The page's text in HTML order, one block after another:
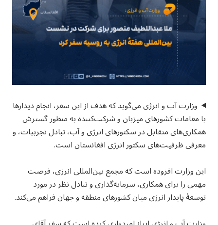
وزارت آب و انرژی می‌گوید که هدف از این سفر، انجام دیدارها
با مقامات کشورهای میزبان و شرکت‌کننده به منظور گسترش
همکاری‌های متقابل در سکتورهای انرژی و آب، تبادل تجربیات، و
معرفی ظرفیت‌های سکتور انرژی افغانستان است.
این وزارت افزوده است که مجمع بین‌المللی انرژی، فرصت
مهمی را برای همکاری، سرمایه‌گذاری و تبادل نظر در مورد
توسعهٔ پایدار انرژی میان کشورهای منطقه و جهان فراهم می‌کند.